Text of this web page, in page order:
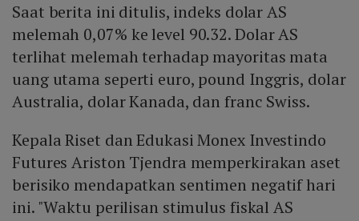
Saat berita ini ditulis, indeks dolar AS
melemah 0,07% ke level 90.32. Dolar AS
terlihat melemah terhadap mayoritas mata
uang utama seperti euro, pound Inggris, dolar
Australia, dolar Kanada, dan franc Swiss.
Kepala Riset dan Edukasi Monex Investindo
Futures Ariston Tjendra memperkirakan aset
berisiko mendapatkan sentimen negatif hari
ini. "Waktu perilisan stimulus fiskal AS